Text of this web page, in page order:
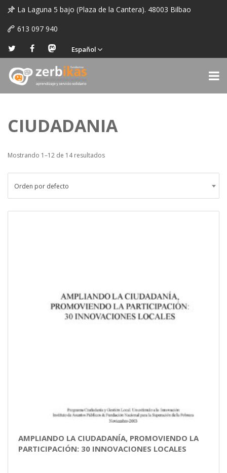
La Laguna 5 bajo (Plaza de la Cantera). 48003 Bilbao
613 097 940
Español
CIUDADANIA
Mostrando 1–12 de 14 resultados
Orden por defecto
AMPLIANDO LA CIUDADANÍA, PROMOVIENDO LA
PARTICIPACIÓN: 30 INNOVACIONES LOCALES